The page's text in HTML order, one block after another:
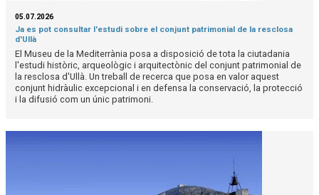
05.07.2026
Ja es pot consultar l'estudi sobre el conjunt patrimonial de la resclosa
d'Ullà
El Museu de la Mediterrània posa a disposició de tota la ciutadania
l'estudi històric, arqueològic i arquitectònic del conjunt patrimonial de
la resclosa d'Ullà. Un treball de recerca que posa en valor aquest
conjunt hidràulic excepcional i en defensa la conservació, la protecció
i la difusió com un únic patrimoni.